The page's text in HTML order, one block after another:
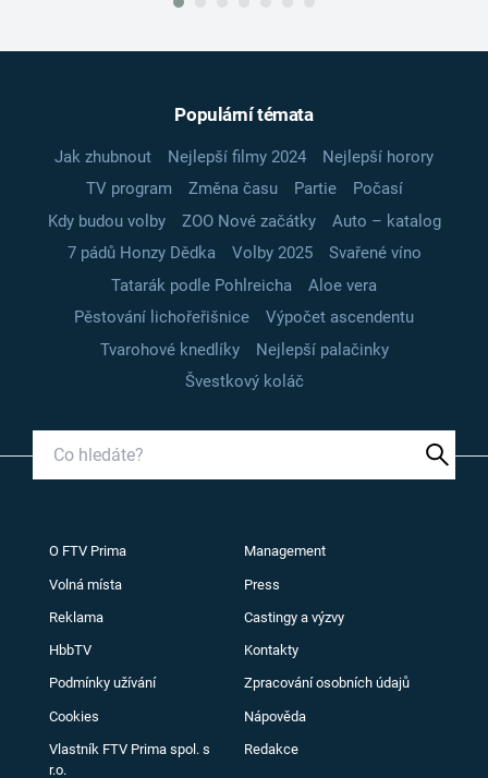
Populární témata
Jak zhubnout Nejlepší filmy 2024
Nejlepší horory
TV program
Změna času Partie
Počasí
Kdy budou volby
ZOO Nové začátky
Auto – katalog
7 pádů Honzy Dědka
Volby 2025
Svařené víno
Tatarák podle Pohlreicha
Aloe vera
Pěstování lichořeřišnice
Výpočet ascendentu
Tvarohové knedlíky
Nejlepší palačinky
Švestkový koláč
O FTV Prima Management
Volná místa Press
Reklama Castingy a výzvy
HbbTV Kontakty
Podmínky užívání Zpracování osobních údajů
Cookies Nápověda
Vlastník FTV Prima spol. s
r.o.
Redakce